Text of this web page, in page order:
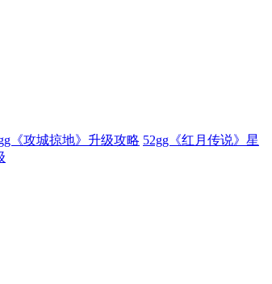
《攻城掠地》升级攻略 52gg《红月传说》星